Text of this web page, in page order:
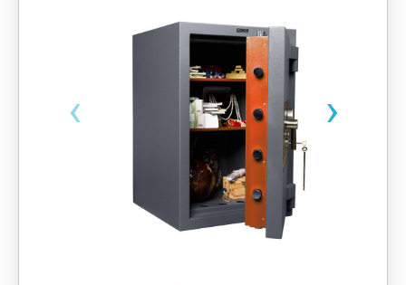
МЕТАЛЛИЧЕСКАЯ МЕБЕЛЬ
МЕТАЛЛИЧЕСКИЕ СТЕЛЛАЖИ
ПРОИЗВОДСТВЕННАЯ МЕБЕЛЬ
МЕДИЦИНСКАЯ МЕБЕЛЬ
‹ ›